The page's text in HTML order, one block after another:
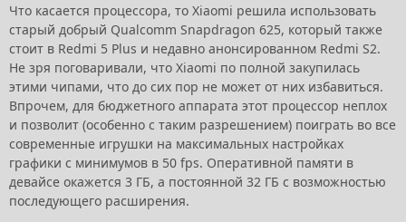
Что касается процессора, то Xiaomi решила использовать
старый добрый Qualcomm Snapdragon 625, который также
стоит в Redmi 5 Plus и недавно анонсированном Redmi S2.
Не зря поговаривали, что Xiaomi по полной закупилась
этими чипами, что до сих пор не может от них избавиться.
Впрочем, для бюджетного аппарата этот процессор неплох
и позволит (особенно с таким разрешением) поиграть во все
современные игрушки на максимальных настройках
графики с минимумов в 50 fps. Оперативной памяти в
девайсе окажется 3 ГБ, а постоянной 32 ГБ с возможностью
последующего расширения.